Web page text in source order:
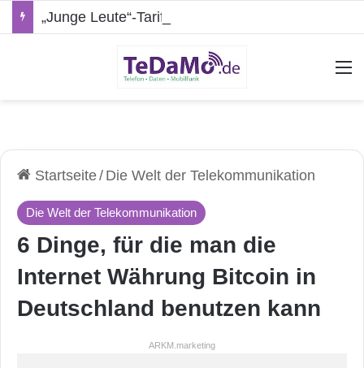
Startseite/ Die Welt der Telekommunikation
Die Welt der Telekommunikation
6 Dinge, für die man die
Internet Währung Bitcoin in
Deutschland benutzen kann
ARKM.marketing